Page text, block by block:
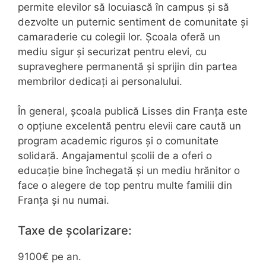
permite elevilor să locuiască în campus și să
dezvolte un puternic sentiment de comunitate și
camaraderie cu colegii lor. Școala oferă un
mediu sigur și securizat pentru elevi, cu
supraveghere permanentă și sprijin din partea
membrilor dedicați ai personalului.
În general, școala publică Lisses din Franța este
o opțiune excelentă pentru elevii care caută un
program academic riguros și o comunitate
solidară. Angajamentul școlii de a oferi o
educație bine închegată și un mediu hrănitor o
face o alegere de top pentru multe familii din
Franța și nu numai.
Taxe de școlarizare:
9100€ pe an.